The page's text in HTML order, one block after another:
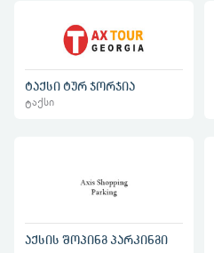
ტაქსი ტურ ჯორჯია
ტაქსი
აქსის შოპინგ პარკინგი